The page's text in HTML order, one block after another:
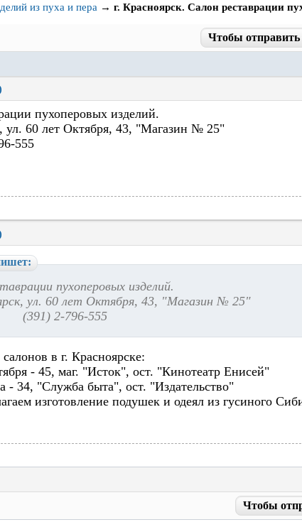
из пуха и пера → г. Красноярск. Салон реставрации
Чтобы
пухоперовых изделий.
ул. 60 лет Октября, 43, "Магазин № 25"
555
пухоперовых изделий.
ул. 60 лет Октября, 43, "Магазин № 25"
2-796-555
в г. Красноярске:
- 45, маг. "Исток", ост. "Кинотеатр Енисей"
- 34, "Служба быта", ост. "Издательство"
изготовление подушек и одеял из гусиного
Чтобы